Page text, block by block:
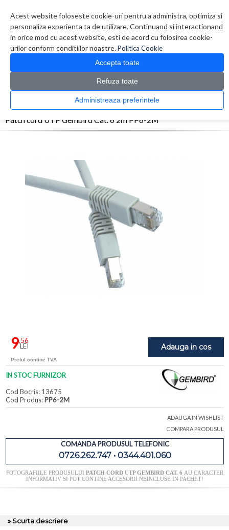
Acest website foloseste cookie-uri pentru a administra, optimiza si
personaliza experienta ta de utilizare. Continuand si interactionand
in orice mod cu acest website, esti de acord cu folosirea cookie-
urilor conform conditiilor noastre.Politica Cookie
Accepta toate
Refuza toate
Administreaza preferintele
0 produs(e)
CATALOG PRODUSE
> Cabluri > Patch cord UTP Gembird Cat. 6 2m PP6-2M
Patch cord UTP Gembird Cat. 6 2m PP6-2M
Adauga in cos
9,56
LEI
Pretul contine TVA
IN STOC FURNIZOR
Cod Bocris: 13675
Cod Produs: PP6-2M
ADAUGA IN WISHLIST
COMPARA PRODUSUL
COMANDA PRODUSUL TELEFONIC
0726.262.747 • 0344.401.060
FOTOGRAFIILE PRODUSULUI PATCH CORD UTP GEMBIRD CAT. 6 AU CARACTER
INFORMATIV SI POT CONTINE ACCESORII NEINCLUSE IN PACHET!
» Scurta descriere